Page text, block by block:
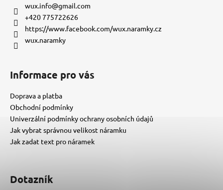
wux.info@gmail.com
+420 775722626
https://www.facebook.com/wux.naramky.cz
wux.naramky
Informace pro vás
Doprava a platba
Obchodní podmínky
Univerzální podmínky ochrany osobních údajů
Jak vybrat správnou velikost náramku
Jak zadat text pro náramek
Dotazník